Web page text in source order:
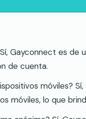
Gayconnect es de
de cuenta.
móviles?
móviles, lo que